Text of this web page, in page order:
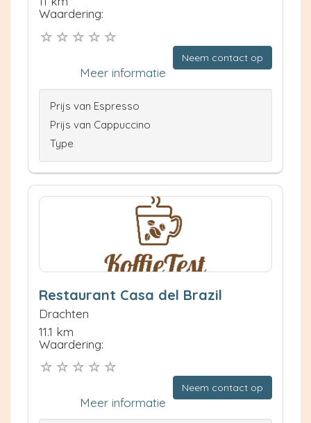
Waardering:
Neem contact op
Meer informatie
Prijs van Espresso
Prijs van Cappuccino
Type
Restaurant Casa del Brazil
Drachten
11.1 km
Waardering:
Neem contact op
Meer informatie